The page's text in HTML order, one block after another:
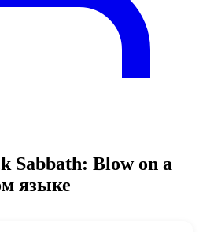
Sabbath: Blow on a
языке